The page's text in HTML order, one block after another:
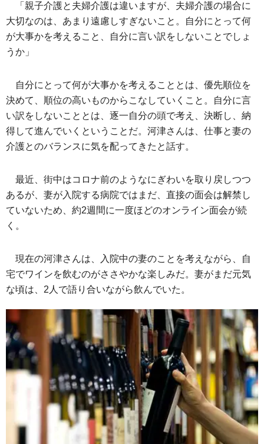
「親子介護と夫婦介護は違いますが、夫婦介護の場合に
大切なのは、あまり遠慮しすぎないこと。自分にとって何
が大事かを考えること、自分に言い訳をしないことでしょ
うか」
自分にとって何が大事かを考えることとは、優先順位を
決めて、順位の高いものからこなしていくこと。自分に言
い訳をしないこととは、逐一自分の頭で考え、決断し、納
得して進んでいくということだ。河津さんは、仕事と妻の
介護とのバランスに気を配ってきたと話す。
最近、街中はコロナ前のようなにぎわいを取り戻しつつ
あるが、妻が入院する病院ではまだ、直接の面会は解禁し
ていないため、約2週間に一度ほどのオンライン面会が続
く。
現在の河津さんは、入院中の妻のことを考えながら、自
宅でワインを飲むのがささやかな楽しみだ。妻がまだ元気
な頃は、2人で語り合いながら飲んでいた。